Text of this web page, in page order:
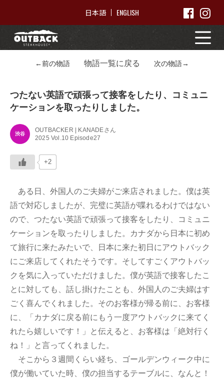
日本語 ENGLISH
←前の物語 物語一覧に戻る 次の物語→
つたない英語で頑張って接客をしたり、コミュニ
ケーションを取ったりしました。
渋谷
OUTBACKER | KANADEさん
2025 Vol.10 Episode27
+2
ある日、外国人のご夫婦がご来店されました。僕は英
語で対応しましたが、完璧に英語が喋れるわけではない
ので、つたない英語で頑張って接客をしたり、コミュニ
ケーションを取ったりしました。カナダから日本に初め
て旅行に来たみたいで、日本に来た初日にアウトバック
にご来店してくれたそうです。そしてすごくアウトバッ
クを気に入っていただけました。僕が英語で接客したこ
とに対しても、話し掛けたことも、外国人のご夫婦はす
ごく喜んでくれました。そのお客様が帰る前に、お客様
に、「カナダに戻る前にもう一度アウトバックに来てく
れたら嬉しいです！」と伝えると、お客様は「絶対行く
ね！」と言ってくれました。
そこから３週間くらい経ち、ゴールデンウィーク中に
僕が働いていた時、僕の担当するテーブルに、なんと！